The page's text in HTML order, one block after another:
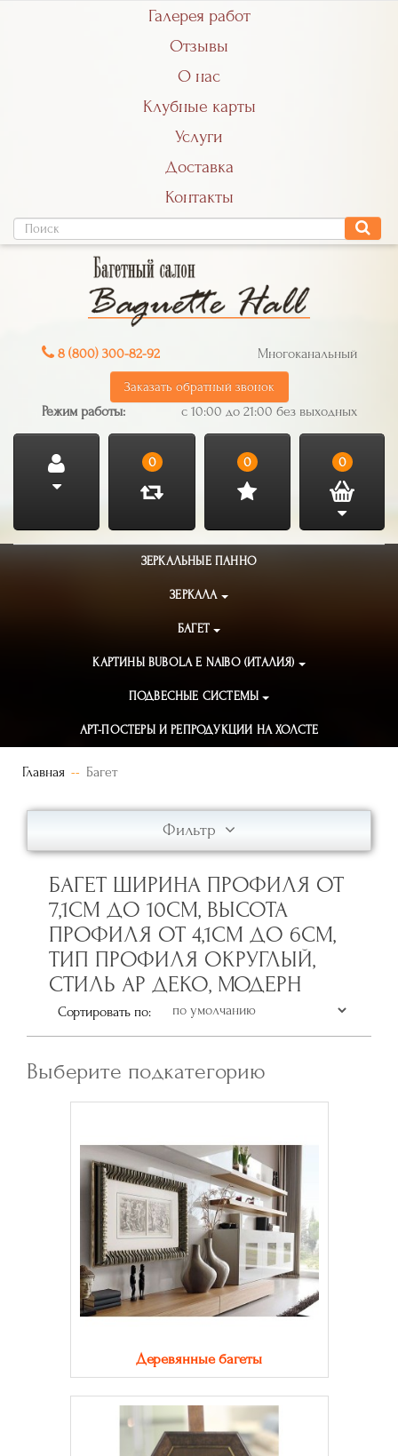
Галерея работ
Отзывы
О нас
Клубные карты
Услуги
Доставка
Контакты
8 (800) 300-82-92 Многоканальный
Заказать обратный звонок
Режим работы: с 10:00 до 21:00 без выходных
0 0 0
ЗЕРКАЛЬНЫЕ ПАННО
ЗЕРКАЛА
БАГЕТ
КАРТИНЫ BUBOLA E NAIBO (ИТАЛИЯ)
ПОДВЕСНЫЕ СИСТЕМЫ
АРТ-ПОСТЕРЫ И РЕПРОДУКЦИИ НА ХОЛСТЕ
Главная Багет
Фильтр
БАГЕТ ШИРИНА ПРОФИЛЯ ОТ
7,1СМ ДО 10СМ, ВЫСОТА
ПРОФИЛЯ ОТ 4,1СМ ДО 6СМ,
ТИП ПРОФИЛЯ ОКРУГЛЫЙ,
СТИЛЬ АР ДЕКО, МОДЕРН
Сортировать по:
Выберите подкатегорию
Деревянные багеты